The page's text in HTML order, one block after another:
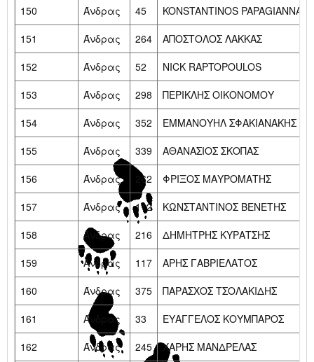
150
Άνδρας 45
KONSTANTINOS
151
Άνδρας 264
ΑΠΟΣΤΟΛΟΣ ΛΑΚΚΑΣ
152
Άνδρας 52
NICK RAPTOPOULOS
153
Άνδρας 298
ΠΕΡΙΚΛΗΣ ΟΙΚΟΝΟΜΟΥ
154
Άνδρας 352
ΕΜΜΑΝΟΥΗΛ ΣΦΑΚΙΑΝΑΚΗΣ
155
Άνδρας 339
ΑΘΑΝΑΣΙΟΣ ΣΚΟΠΑΣ
156
Άνδρας 262
ΦΡΙΞΟΣ ΜΑΥΡΟΜΑΤΗΣ
157
Άνδρας 112
ΚΩΝΣΤΑΝΤΙΝΟΣ ΒΕΝΕΤΗΣ
158
Άνδρας 216
ΔΗΜΗΤΡΗΣ ΚΥΡΑΤΣΗΣ
159
Άνδρας 117
ΑΡΗΣ ΓΑΒΡΙΕΛΑΤΟΣ
160
Άνδρας 375
ΠΑΡΑΣΧΟΣ ΤΣΟΛΑΚΙΔΗΣ
161
Άνδρας 33
ΕΥΑΓΓΕΛΟΣ KΟΥΜΠΑΡΟΣ
162
Άνδρας 245 ΧΑΡΗΣ ΜΑΝΔΡΕΛΑΣ